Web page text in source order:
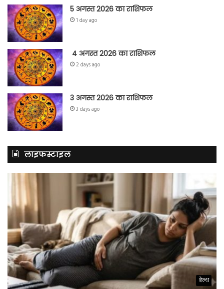
5 अगस्त 2026 का राशिफल
1 day ago
4 अगस्त 2026 का राशिफल
2 days ago
3 अगस्त 2026 का राशिफल
3 days ago
लाइफस्टाइल
हेल्थ